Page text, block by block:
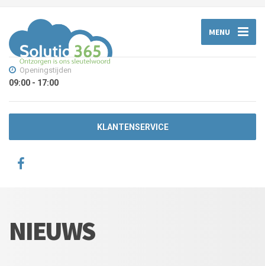
MENU
Openingstijden
09:00 - 17:00
KLANTENSERVICE
NIEUWS